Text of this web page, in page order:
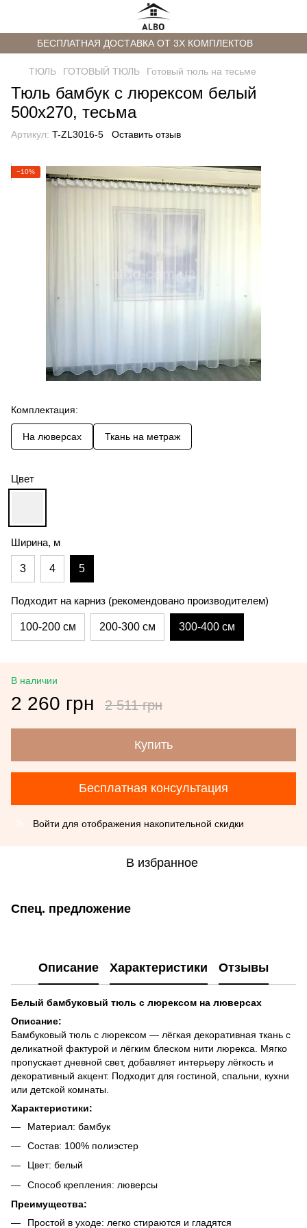
БЕСПЛАТНАЯ ДОСТАВКА ОТ 3Х КОМПЛЕКТОВ
ТЮЛЬ ГОТОВЫЙ ТЮЛЬ Готовый тюль на тесьме
Тюль бамбук с люрексом белый
500х270, тесьма
Артикул: T-ZL3016-5 Оставить отзыв
−10%
Комплектация:
На люверсах Ткань на метраж
Цвет
Ширина, м
3 4 5
Подходит на карниз (рекомендовано производителем)
100-200 см 200-300 см 300-400 см
В наличии
2 260 грн 2 511 грн
Купить
Бесплатная консультация
Войти для отображения накопительной скидки
В избранное
Спец. предложение
Описание Характеристики Отзывы
Белый бамбуковый тюль с люрексом на люверсах
Описание:
Бамбуковый тюль с люрексом — лёгкая декоративная ткань с
деликатной фактурой и лёгким блеском нити люрекса. Мягко
пропускает дневной свет, добавляет интерьеру лёгкость и
декоративный акцент. Подходит для гостиной, спальни, кухни
или детской комнаты.
Характеристики:
Материал: бамбук
Состав: 100% полиэстер
Цвет: белый
Способ крепления: люверсы
Преимущества:
Простой в уходе: легко стираются и гладятся